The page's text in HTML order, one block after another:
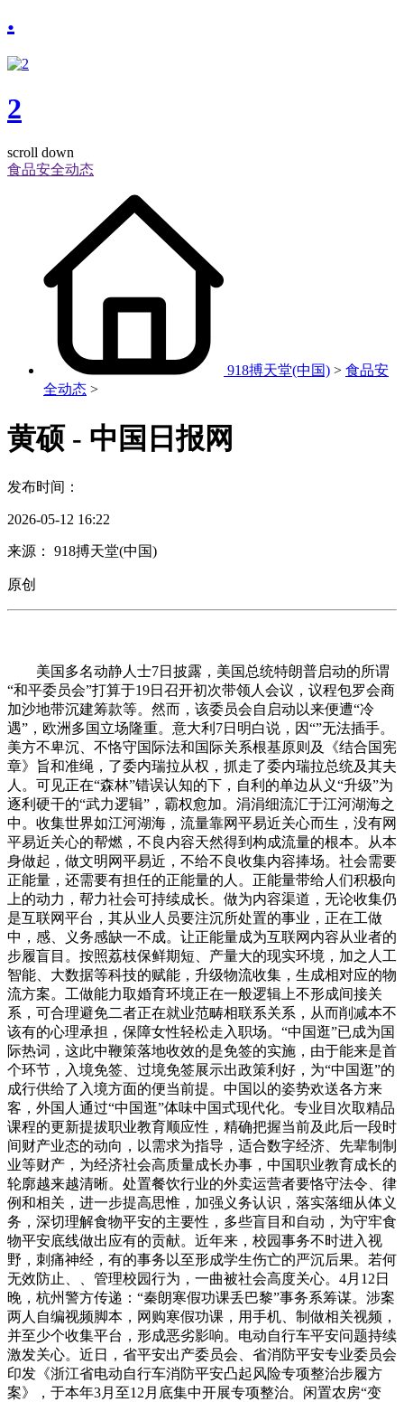
.
2
scroll down
食品安全动态
918搏天堂(中国) > 食品安
全动态 >
黄硕 - 中国日报网
发布时间：
2026-05-12 16:22
来源： 918搏天堂(中国)
原创
美国多名动静人士7日披露，美国总统特朗普启动的所谓
“和平委员会”打算于19日召开初次带领人会议，议程包罗会商
加沙地带沉建筹款等。然而，该委员会自启动以来便遭“冷
遇”，欧洲多国立场隆重。意大利7日明白说，因“”无法插手。
美方不卑沉、不恪守国际法和国际关系根基原则及《结合国宪
章》旨和准绳，了委内瑞拉从权，抓走了委内瑞拉总统及其夫
人。可见正在“森林”错误认知的下，自利的单边从义“升级”为
逐利硬干的“武力逻辑”，霸权愈加。涓涓细流汇于江河湖海之
中。收集世界如江河湖海，流量靠网平易近关心而生，没有网
平易近关心的帮燃，不良内容天然得到构成流量的根本。从本
身做起，做文明网平易近，不给不良收集内容捧场。社会需要
正能量，还需要有担任的正能量的人。正能量带给人们积极向
上的动力，帮力社会可持续成长。做为内容渠道，无论收集仍
是互联网平台，其从业人员要注沉所处置的事业，正在工做
中，感、义务感缺一不成。让正能量成为互联网内容从业者的
步履盲目。按照荔枝保鲜期短、产量大的现实环境，加之人工
智能、大数据等科技的赋能，升级物流收集，生成相对应的物
流方案。工做能力取婚育环境正在一般逻辑上不形成间接关
系，可合理避免二者正在就业范畴相联系关系，从而削减本不
该有的心理承担，保障女性轻松走入职场。“中国逛”已成为国
际热词，这此中鞭策落地收效的是免签的实施，由于能来是首
个环节，入境免签、过境免签展示出政策利好，为“中国逛”的
成行供给了入境方面的便当前提。中国以的姿势欢送各方来
客，外国人通过“中国逛”体味中国式现代化。专业目次取精品
课程的更新提拔职业教育顺应性，精确把握当前及此后一段时
间财产业态的动向，以需求为指导，适合数字经济、先辈制制
业等财产，为经济社会高质量成长办事，中国职业教育成长的
轮廓越来越清晰。处置餐饮行业的外卖运营者要恪守法令、律
例和相关，进一步提高思惟，加强义务认识，落实落细从体义
务，深切理解食物平安的主要性，多些盲目和自动，为守牢食
物平安底线做出应有的贡献。近年来，校园事务不时进入视
野，刺痛神经，有的事务以至形成学生伤亡的严沉后果。若何
无效防止、、管理校园行为，一曲被社会高度关心。4月12日
晚，杭州警方传递：“秦朗寒假功课丢巴黎”事务系筹谋。涉案
两人自编视频脚本，网购寒假功课，用手机、制做相关视频，
并至少个收集平台，形成恶劣影响。电动自行车平安问题持续
激发关心。近日，省平安出产委员会、省消防平安专业委员会
印发《浙江省电动自行车消防平安凸起风险专项整治步履方
案》，于本年3月至12月底集中开展专项整治。闲置农房“变